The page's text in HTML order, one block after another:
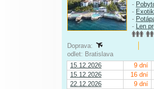
-
-
-
- Len
Doprava:
odlet: Bratislava
15.12.2026
9 dní
15.12.2026
16 dní
22.12.2026
9 dní